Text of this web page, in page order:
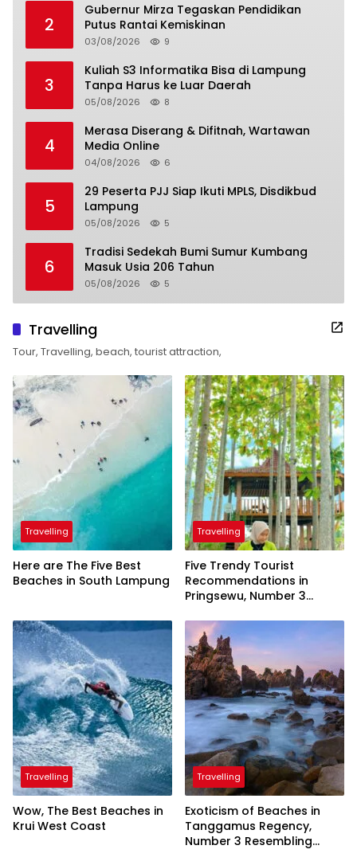
2
Gubernur Mirza Tegaskan Pendidikan
Putus Rantai Kemiskinan
03/08/2026 9
3
Kuliah S3 Informatika Bisa di Lampung
Tanpa Harus ke Luar Daerah
05/08/2026 8
4
Merasa Diserang & Difitnah, Wartawan
Media Online
04/08/2026 6
5
29 Peserta PJJ Siap Ikuti MPLS, Disdikbud
Lampung
05/08/2026 5
6
Tradisi Sedekah Bumi Sumur Kumbang
Masuk Usia 206 Tahun
05/08/2026 5
Travelling
Tour, Travelling, beach, tourist attraction,
Travelling
Here are The Five Best
Beaches in South Lampung
Travelling
Five Trendy Tourist
Recommendations in
Pringsewu, Number 3
President
Travelling
Wow, The Best Beaches in
Krui West Coast
Travelling
Exoticism of Beaches in
Tanggamus Regency,
Number 3 Resembling